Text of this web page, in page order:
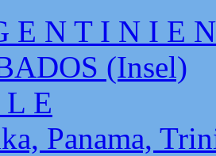
E N T I N I E N
(Insel)
E
Panama,